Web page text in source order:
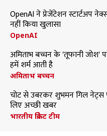
OpenAI ने प्रेजेंटेशन स्टार्टअप
नहीं किया खुलासा
OpenAI
अमिताभ बच्चन के 'तूफानी जोश'
हमें शर्म आती है
अमिताभ बच्चन
चोट से उबरकर शुभमन गिल नेट्स
लिए अच्छी खबर
भारतीय क्रिकेट टीम